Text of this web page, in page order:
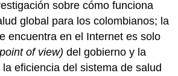
sobre cómo funciona
global para los colombianos; la
encuentra en el Internet es solo
point of view) del gobierno y la
eficiencia del sistema de salud